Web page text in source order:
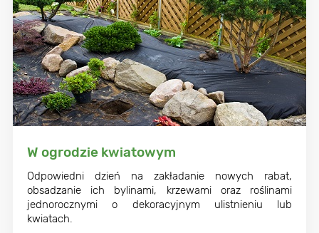
W ogrodzie kwiatowym
Odpowiedni dzień na zakładanie nowych rabat,
obsadzanie ich bylinami, krzewami oraz roślinami
jednorocznymi o dekoracyjnym ulistnieniu lub
kwiatach.